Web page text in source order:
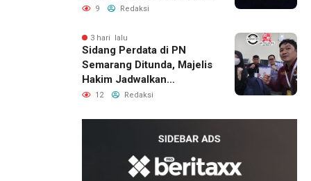
Permukiman Warga
9 Redaksi
3 hari lalu
Sidang Perdata di PN
Semarang Ditunda, Majelis
Hakim Jadwalkan
Pemanggilan Ulang BPR
12 Redaksi